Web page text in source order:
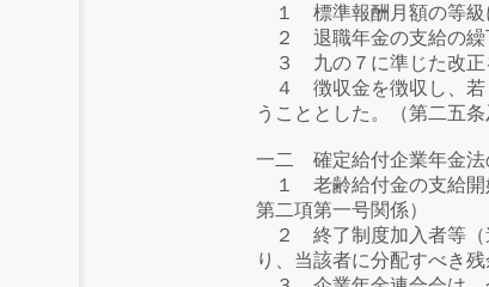
１ 標準報酬月額の等級
２ 退職年金の支給の繰
３ 九の７に準じた改正
４ 徴収金を徴収し、若
うこととした。（第二五条
一二 確定給付企業年金法
１ 老齢給付金の支給開
第二項第一号関係）
２ 終了制度加入者等（
り、当該者に分配すべき